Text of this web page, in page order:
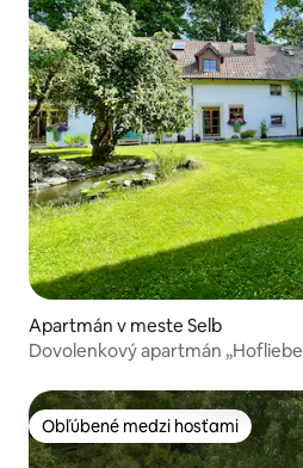
Apartmán v meste Selb
Dovolenkový apartmán
Obľúbené medzi hosťami
Obľúbené medzi hosťami